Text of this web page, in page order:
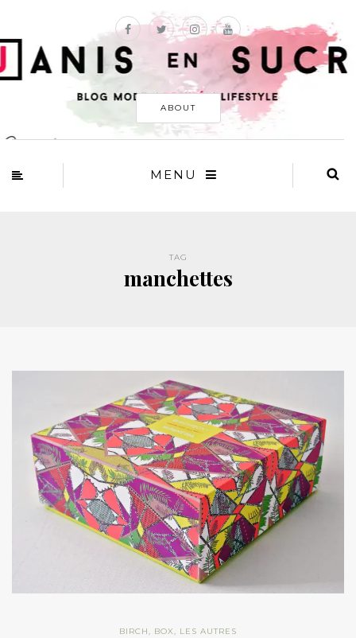
ABOUT
MENU
TAG
manchettes
BIRCH, BOX, LES AUTRES